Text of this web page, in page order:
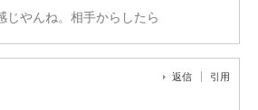
じやんね。相手からしたら
返信 引用